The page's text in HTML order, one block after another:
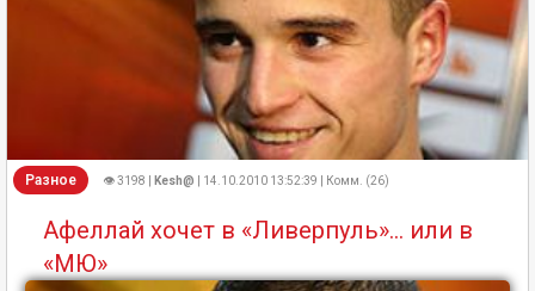
Разное 👁 3198 | Kesh@ | 14.10.2010 13:52:39 | Комм. (26)
Афеллай хочет в «Ливерпуль»... или в
«МЮ»